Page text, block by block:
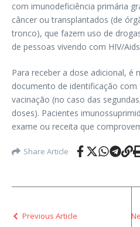
com imunodeficiência primária
câncer ou transplantados (de
tronco), que fazem uso de
de pessoas vivendo com HIV/
Para receber a dose adicional, é
documento de identificação
vacinação (no caso das
doses). Pacientes
exame ou receita que
Share Article
Previous Article